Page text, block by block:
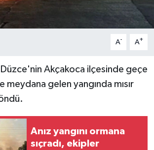
A- A+
Akçakoca ilçesinde geçe
meydana gelen yangında mısır
Anız yangını ormana
sıçradı, ekipler